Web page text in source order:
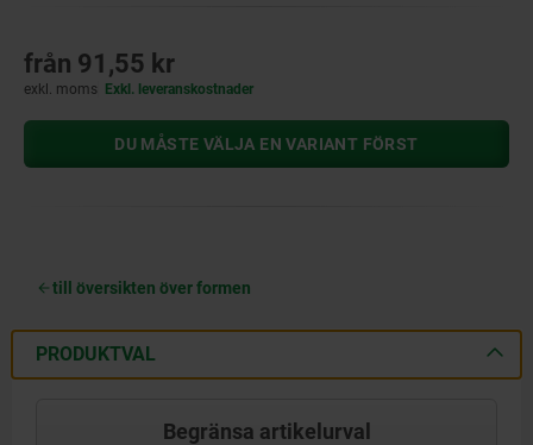
från 91,55 kr
exkl. moms Exkl. leveranskostnader
DU MÅSTE VÄLJA EN VARIANT FÖRST
till översikten över formen
PRODUKTVAL
Begränsa artikelurval